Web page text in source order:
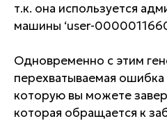
т.к. она используется
машины ‘user-
Одновременно с этим
перехватываемая ошибка
которую вы можете
которая обращается к